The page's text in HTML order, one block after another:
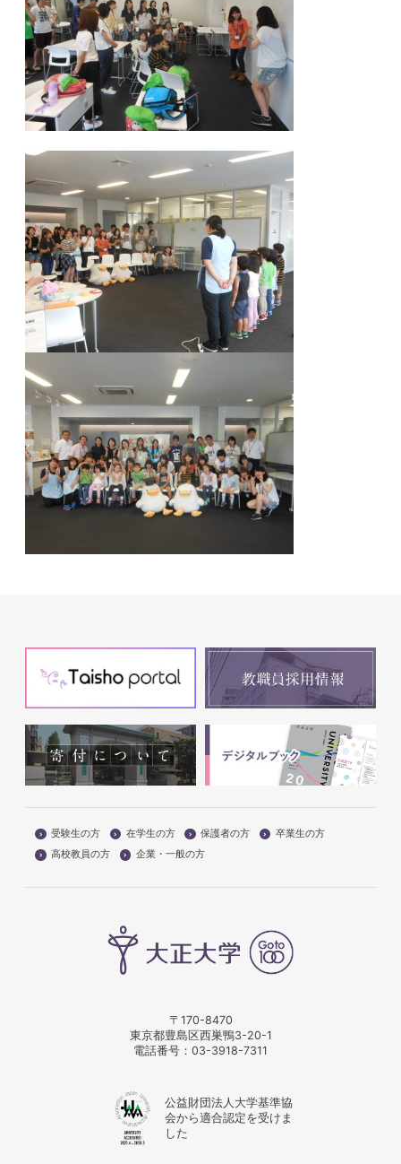
受験生の方 在学生の方 保護者の方
卒業生の方
高校教員の方
企業・一般の方
〒170-8470
東京都豊島区西巣鴨3-20-1
電話番号： 03-3918-7311
公益財団法人大学基準協
会から適合認定を受けま
した